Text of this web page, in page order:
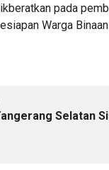
pada
Warga
Selatan